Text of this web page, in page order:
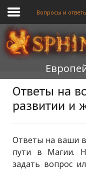
ГЛАВНАЯ
ОБУЧЕНИЕ
ТЕОРИЯ
МЫ
ФОРУМ
БЛОГ
Вопросы и
Ответы на
развитии и
Ответы на ваши
пути в Магии.
задать вопрос